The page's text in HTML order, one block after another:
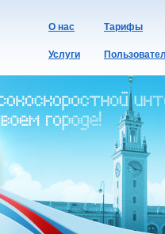
О нас Тарифы
Услуги